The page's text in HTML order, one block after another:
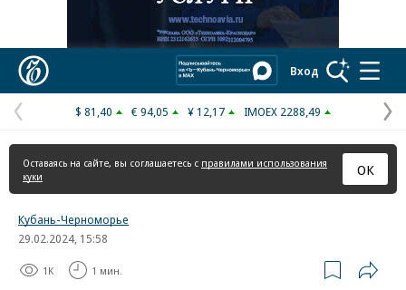
Вход
Предыдущая
страница
$ 81,40 € 94,05 ¥ 12,17 IMOEX 2288,49
Оставаясь на сайте, вы соглашаетесь с правилами использования
куки
ОК
Кубань-Черноморье
29.02.2024, 15:58
1K 1 мин.